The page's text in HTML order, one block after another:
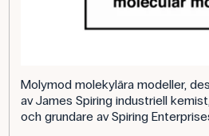
Molymod molekylära modeller,
av James Spiring industriell
och grundare av Spiring